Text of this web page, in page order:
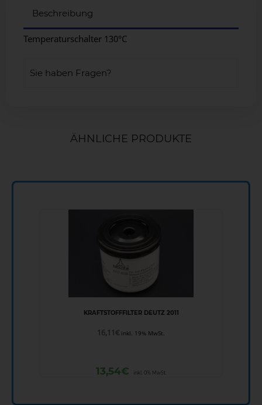
Beschreibung
Temperaturschalter 130°C
Sie haben Fragen?
ÄHNLICHE PRODUKTE
KRAFTSTOFFFILTER DEUTZ 2011
16,11€ inkl. 19% MwSt.
13,54€ inkl. 0% MwSt.